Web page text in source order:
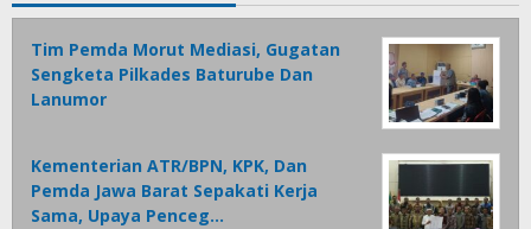
Tim Pemda Morut Mediasi, Gugatan
Sengketa Pilkades Baturube Dan
Lanumor
Kementerian ATR/BPN, KPK, Dan
Pemda Jawa Barat Sepakati Kerja
Sama, Upaya Penceg…